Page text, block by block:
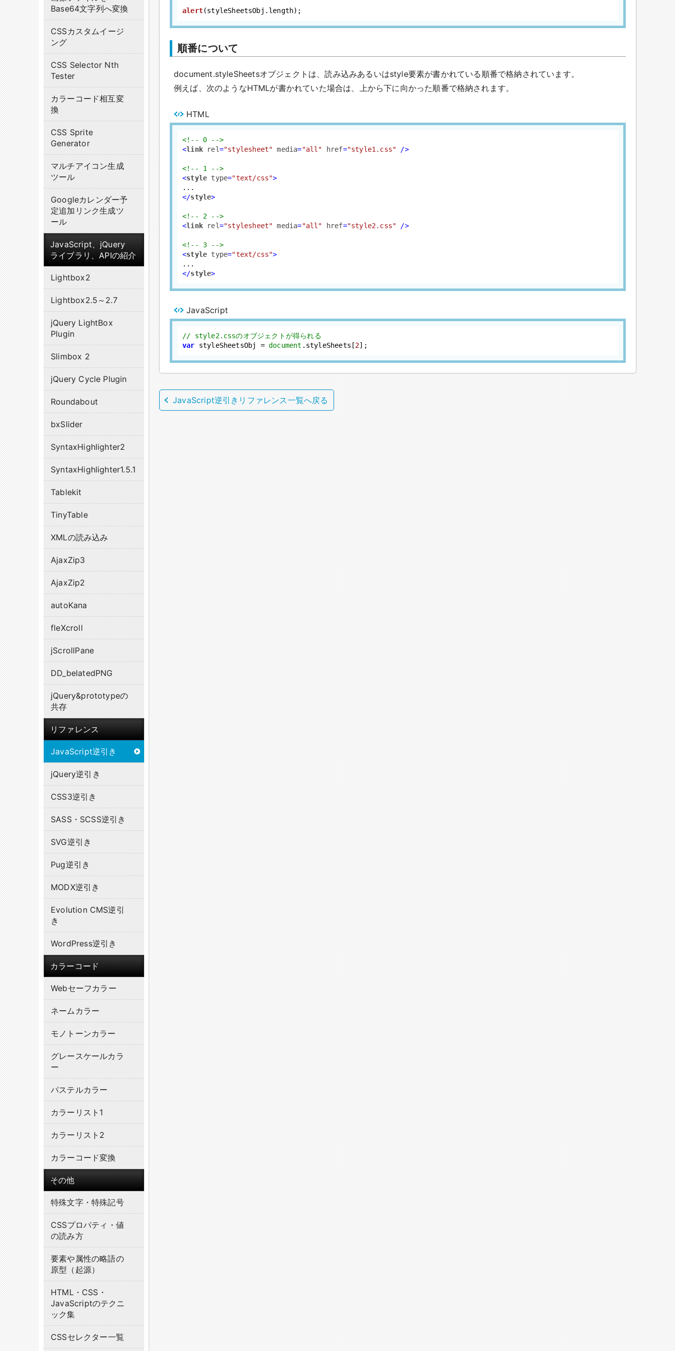
alert(styleSheetsObj. length);
順番について
document.styleSheetsオブジェクトは、読み込みあるいはstyle要素が書かれている順番で格納されています。
例えば、次のようなHTMLが書かれていた場合は、上から下に向かった順番で格納されます。
HTML
<!-- 0 -->
<link rel="stylesheet" media="all" href="style1.css" />
<!-- 1 -->
<style type="text/css">
</style>
<!-- 2 -->
<link rel="stylesheet" media="all" href="style2.css" />
<!-- 3 -->
<style type="text/css">
</style>
JavaScript
// style2.cssのオブジェクトが得られる
var styleSheetsObj = document . styleSheets [2];
JavaScript逆引きリファレンス一覧へ戻る
Base64文字列へ変換
CSSカスタムイージ
ング
CSS Selector Nth
Tester
カラーコード相互変
換
CSS Sprite
Generator
マルチアイコン生成
ツール
Googleカレンダー予
定追加リンク生成ツ
ール
JavaScript、jQuery
ライブラリ、APIの紹介
Lightbox2
Lightbox2.5～2.7
jQuery LightBox
Plugin
Slimbox 2
jQuery Cycle Plugin
Roundabout
bxSlider
SyntaxHighlighter2
SyntaxHighlighter1.5.1
Tablekit
TinyTable
XMLの読み込み
AjaxZip3
AjaxZip2
autoKana
fleXcroll
jScrollPane
DD_belatedPNG
jQuery&prototypeの
共存
リファレンス
JavaScript逆引き
jQuery逆引き
CSS3逆引き
SASS・SCSS逆引き
SVG逆引き
Pug逆引き
MODX逆引き
Evolution CMS逆引
き
WordPress逆引き
カラーコード
Webセーフカラー
ネームカラー
モノトーンカラー
グレースケールカラ
ー
パステルカラー
カラーリスト1
カラーリスト2
カラーコード変換
その他
特殊文字・特殊記号
CSSプロパティ・値
の読み方
要素や属性の略語の
原型（起源）
HTML・CSS・
JavaScriptのテクニ
ック集
CSSセレクター一覧